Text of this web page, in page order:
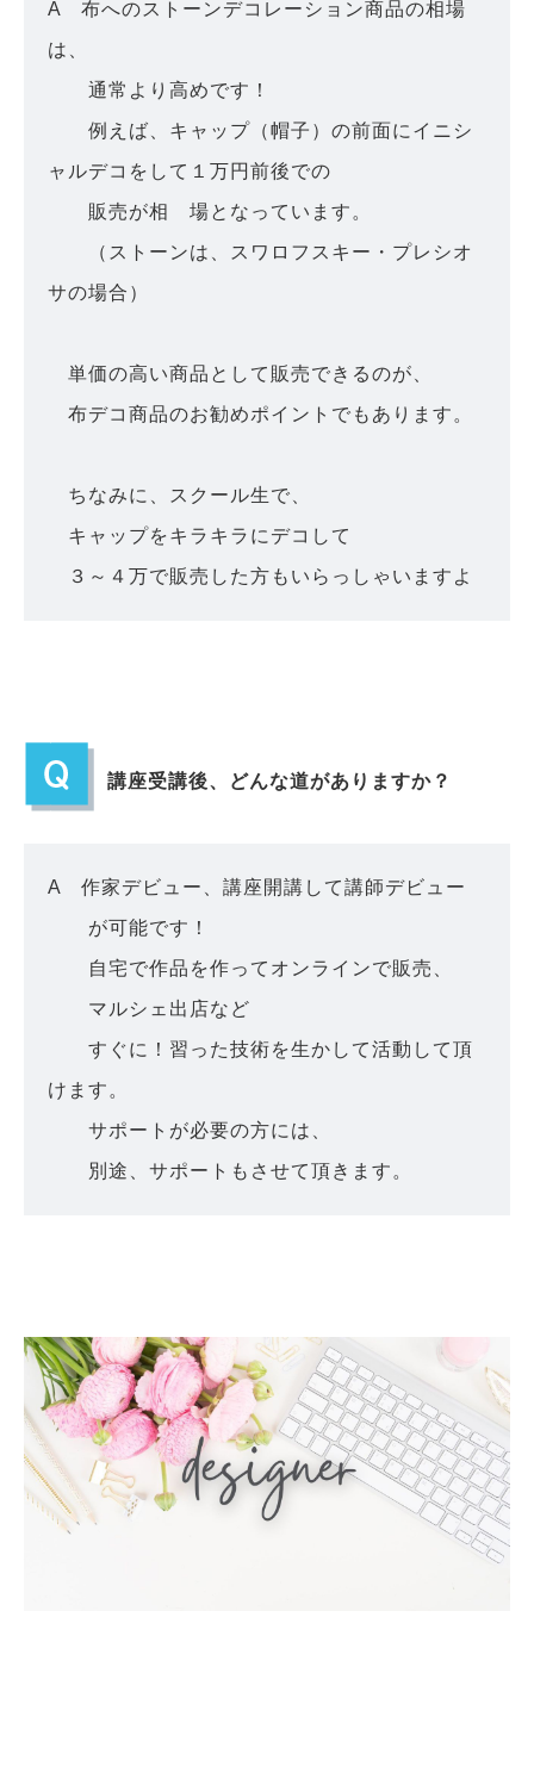
A 布へのストーンデコレーション商品の相場
は、
通常より高めです！
例えば、キャップ（帽子）の前面にイニシ
ャルデコをして１万円前後での
販売が相 場となっています。
（ストーンは、スワロフスキー・プレシオ
サの場合）
単価の高い商品として販売できるのが、
布デコ商品のお勧めポイントでもあります。
ちなみに、スクール生で、
キャップをキラキラにデコして
３～４万で販売した方もいらっしゃいますよ
講座受講後、どんな道がありますか？
A 作家デビュー、講座開講して講師デビュー
が可能です！
自宅で作品を作ってオンラインで販売、
マルシェ出店など
すぐに！習った技術を生かして活動して頂
けます。
サポートが必要の方には、
別途、サポートもさせて頂きます。